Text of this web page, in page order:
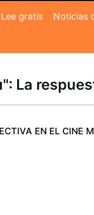
Lee gratis Noticias
La
EN EL CINE